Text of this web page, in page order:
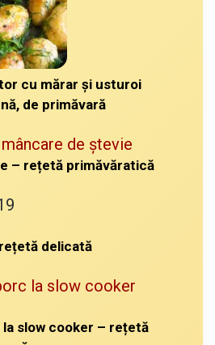
cu mărar și usturoi
de primăvară
– rețetă primăvăratică
delicată
slow cooker – rețetă